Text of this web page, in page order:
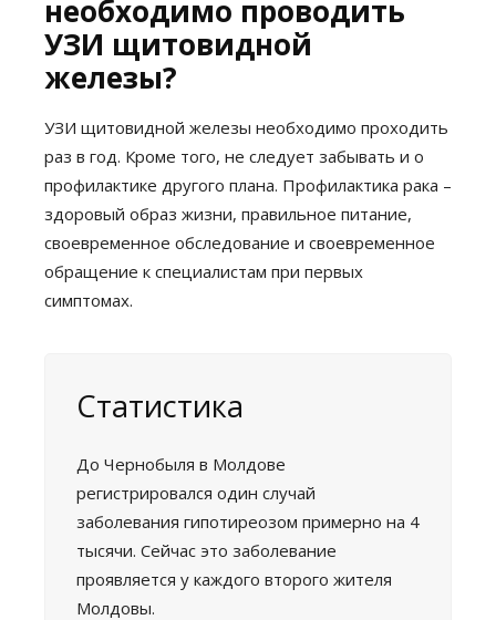
необходимо проводить
УЗИ щитовидной
железы?
УЗИ щитовидной железы необходимо проходить
раз в год. Кроме того, не следует забывать и о
профилактике другого плана. Профилактика рака –
здоровый образ жизни, правильное питание,
своевременное обследование и своевременное
обращение к специалистам при первых
симптомах.
Статистика
До Чернобыля в Молдове
регистрировался один случай
заболевания гипотиреозом примерно на 4
тысячи. Сейчас это заболевание
проявляется у каждого второго жителя
Молдовы.